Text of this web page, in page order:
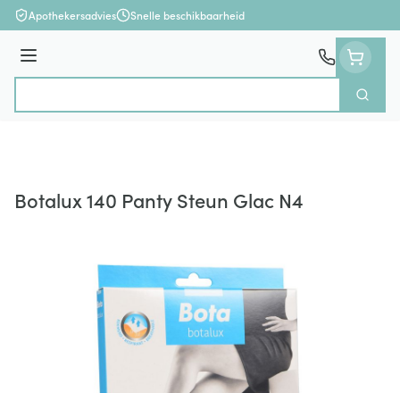
Ga naar de inhoud
Apothekersadvies Snelle beschikbaarheid
Menu
Zoek
Botalux 140 Panty Steun Glac N4